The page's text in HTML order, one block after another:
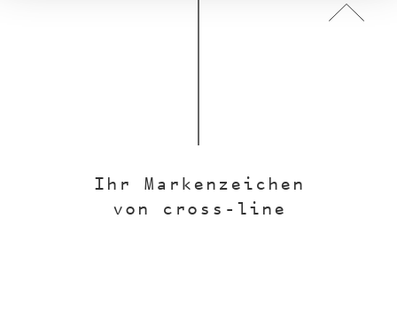
Ihr Markenzeichen
von cross-line